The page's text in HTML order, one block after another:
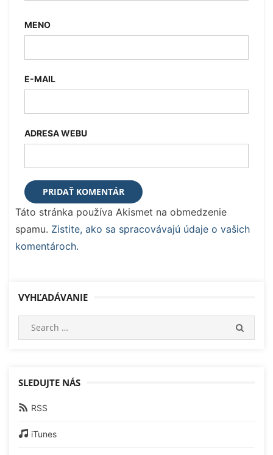
MENO
E-MAIL
ADRESA WEBU
Táto stránka používa Akismet na obmedzenie
spamu. Zistite, ako sa spracovávajú údaje o vašich
komentároch.
VYHĽADÁVANIE
SLEDUJTE NÁS
RSS
iTunes